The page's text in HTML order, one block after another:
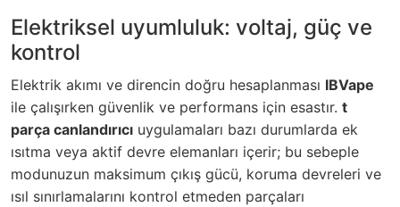
Elektriksel uyumluluk: voltaj, güç ve
kontrol
Elektrik akımı ve direncin doğru hesaplanması IBVape
ile çalışırken güvenlik ve performans için esastır. t
parça canlandırıcı uygulamaları bazı durumlarda ek
ısıtma veya aktif devre elemanları içerir; bu sebeple
modunuzun maksimum çıkış gücü, koruma devreleri ve
ısıl sınırlamalarını kontrol etmeden parçaları